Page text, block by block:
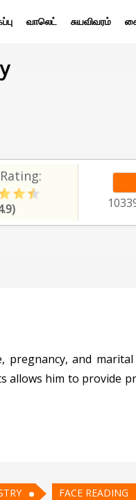
வாலெட் சுயவிவரம்
pregnancy, and
him to provide
FACE READING